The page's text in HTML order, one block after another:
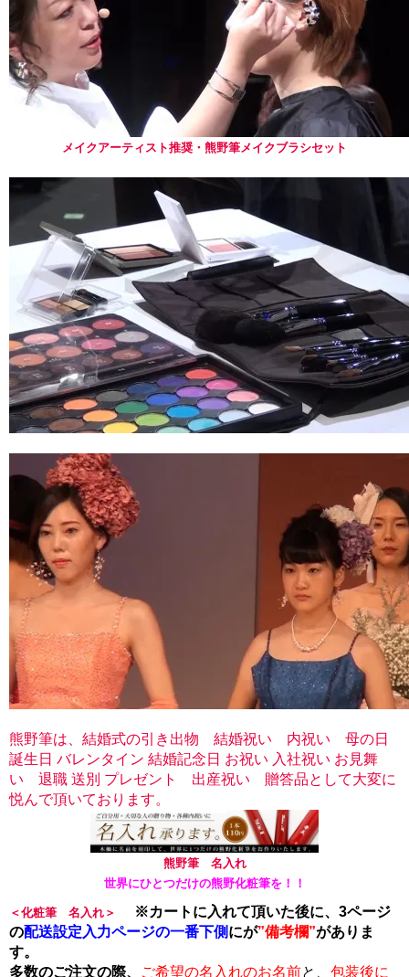
メイクアーティスト推奨・熊野筆メイクブラシセット
熊野筆は、結婚式の引き出物 結婚祝い 内祝い 母の日
誕生日 バレンタイン 結婚記念日 お祝い 入社祝い お見舞
い 退職 送別 プレゼント 出産祝い 贈答品として大変に
悦んで頂いております。
熊野筆 名入れ
世界にひとつだけの熊野化粧筆を！！
＜化粧筆 名入れ＞
※カートに入れて頂いた後に、3ページ
の配送設定入力ページの一番下側 にが”備考欄”がありま
す。
多数のご注文の際、
ご希望の名入れのお名前と、 包装後に